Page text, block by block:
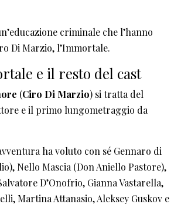
criminale che l’hanno
Di Marzio, l’Immortale.
e il resto del cast
(Ciro Di Marzio) si tratta del
e il primo lungometraggio da
ha voluto con sé Gennaro di
Nello Mascia (Don Aniello Pastore),
D’Onofrio, Gianna Vastarella,
Martina Attanasio, Aleksey Guskov e